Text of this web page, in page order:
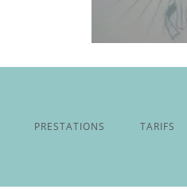
PRESTATIONS TARIFS